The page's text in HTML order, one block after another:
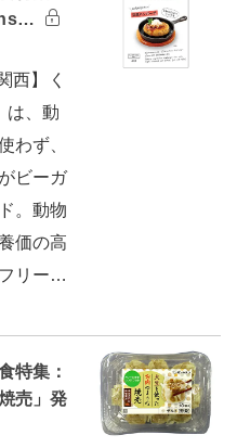
】く
は、動
わず、
ビーガ
。動物
価の高
リー…
特集：
売」発